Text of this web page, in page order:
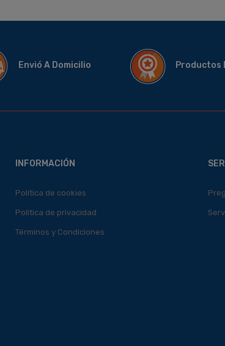
Envió A Domicilio Productos
INFORMACIÓN
Política de cookies
Política de privacidad
Términos y Condiciones